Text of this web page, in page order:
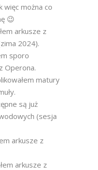
więc można co
😉
arkusze z
2024).
sporo
Operona.
matury
są już
(sesja
arkusze z
arkusze z